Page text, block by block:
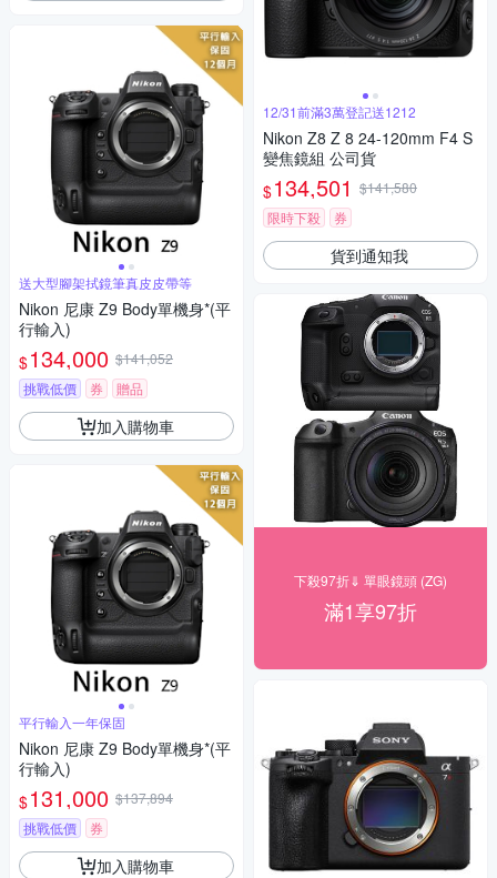
送大型腳架拭鏡筆真皮皮帶等
Nikon 尼康 Z9 Body單機身*(平
行輸入)
$134,000 $141,052
挑戰低價
券 贈品
加入購物車
平行輸入一年保固
Nikon 尼康 Z9 Body單機身*(平
行輸入)
$131,000 $137,894
挑戰低價
券
加入購物車
12/31前滿3萬登記送1212
Nikon Z8 Z 8 24-120mm F4 S
變焦鏡組 公司貨
$134,501 $141,580
限時下殺
券
貨到通知我
下殺97折⇓ 單眼鏡頭 (ZG)
滿1享97折